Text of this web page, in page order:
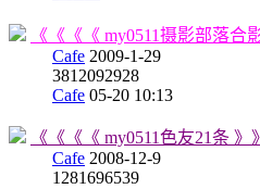
《《《《 my0511摄影部落
Cafe 2009-1-29
381 2092928
Cafe 05-20 10:13
《《《《 my0511色友21条 》
Cafe 2008-12-9
1281696539